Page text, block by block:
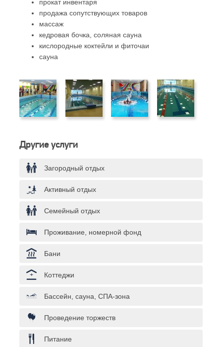
прокат инвентаря
продажа сопутствующих товаров
массаж
кедровая бочка, соляная сауна
кислородные коктейли и фиточаи
сауна
Другие услуги
Загородный отдых
Активный отдых
Семейный отдых
Проживание, номерной фонд
Бани
Коттеджи
Бассейн, сауна, СПА-зона
Проведение торжеств
Питание